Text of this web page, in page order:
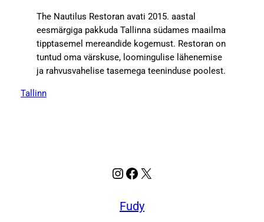
The Nautilus Restoran avati 2015. aastal
eesmärgiga pakkuda Tallinna südames maailma
tipptasemel mereandide kogemust. Restoran on
tuntud oma värskuse, loomingulise lähenemise
ja rahvusvahelise tasemega teeninduse poolest.
Tallinn
Instagram
Facebook
X
Fudy